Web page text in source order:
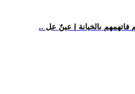
بالخيانة | عينٌ عل